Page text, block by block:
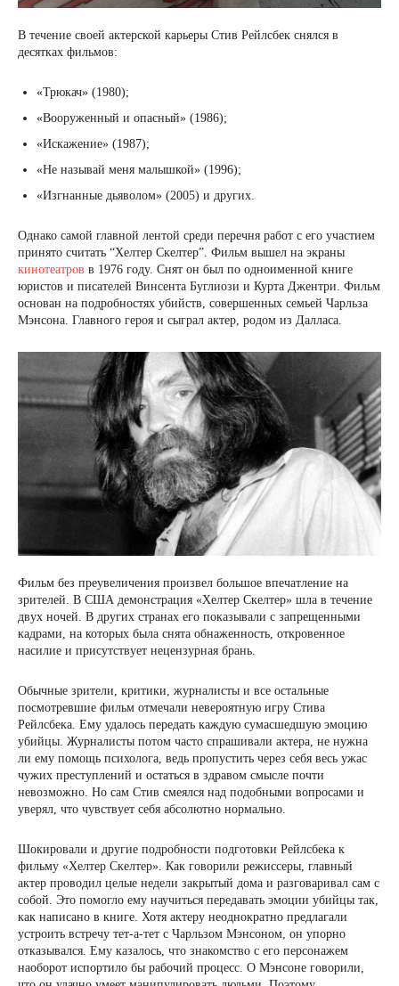
В течение своей актерской карьеры Стив Рейлсбек снялся в
десятках фильмов:
«Трюкач» (1980);
«Вооруженный и опасный» (1986);
«Искажение» (1987);
«Не называй меня малышкой» (1996);
«Изгнанные дьяволом» (2005) и других.
Однако самой главной лентой среди перечня работ с его участием
принято считать “Хелтер Скелтер”. Фильм вышел на экраны
кинотеатров в 1976 году. Снят он был по одноименной книге
юристов и писателей Винсента Буглиози и Курта Джентри. Фильм
основан на подробностях убийств, совершенных семьей Чарльза
Мэнсона. Главного героя и сыграл актер, родом из Далласа.
Фильм без преувеличения произвел большое впечатление на
зрителей. В США демонстрация «Хелтер Скелтер» шла в течение
двух ночей. В других странах его показывали с запрещенными
кадрами, на которых была снята обнаженность, откровенное
насилие и присутствует нецензурная брань.
Обычные зрители, критики, журналисты и все остальные
посмотревшие фильм отмечали невероятную игру Стива
Рейлсбека. Ему удалось передать каждую сумасшедшую эмоцию
убийцы. Журналисты потом часто спрашивали актера, не нужна
ли ему помощь психолога, ведь пропустить через себя весь ужас
чужих преступлений и остаться в здравом смысле почти
невозможно. Но сам Стив смеялся над подобными вопросами и
уверял, что чувствует себя абсолютно нормально.
Шокировали и другие подробности подготовки Рейлсбека к
фильму «Хелтер Скелтер». Как говорили режиссеры, главный
актер проводил целые недели закрытый дома и разговаривал сам с
собой. Это помогло ему научиться передавать эмоции убийцы так,
как написано в книге. Хотя актеру неоднократно предлагали
устроить встречу тет-а-тет с Чарльзом Мэнсоном, он упорно
отказывался. Ему казалось, что знакомство с его персонажем
наоборот испортило бы рабочий процесс. О Мэнсоне говорили,